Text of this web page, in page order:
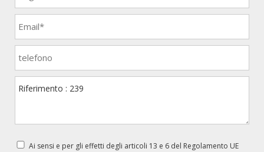
Ai sensi e per gli effetti degli articoli 13 e 6 del Regolamento UE